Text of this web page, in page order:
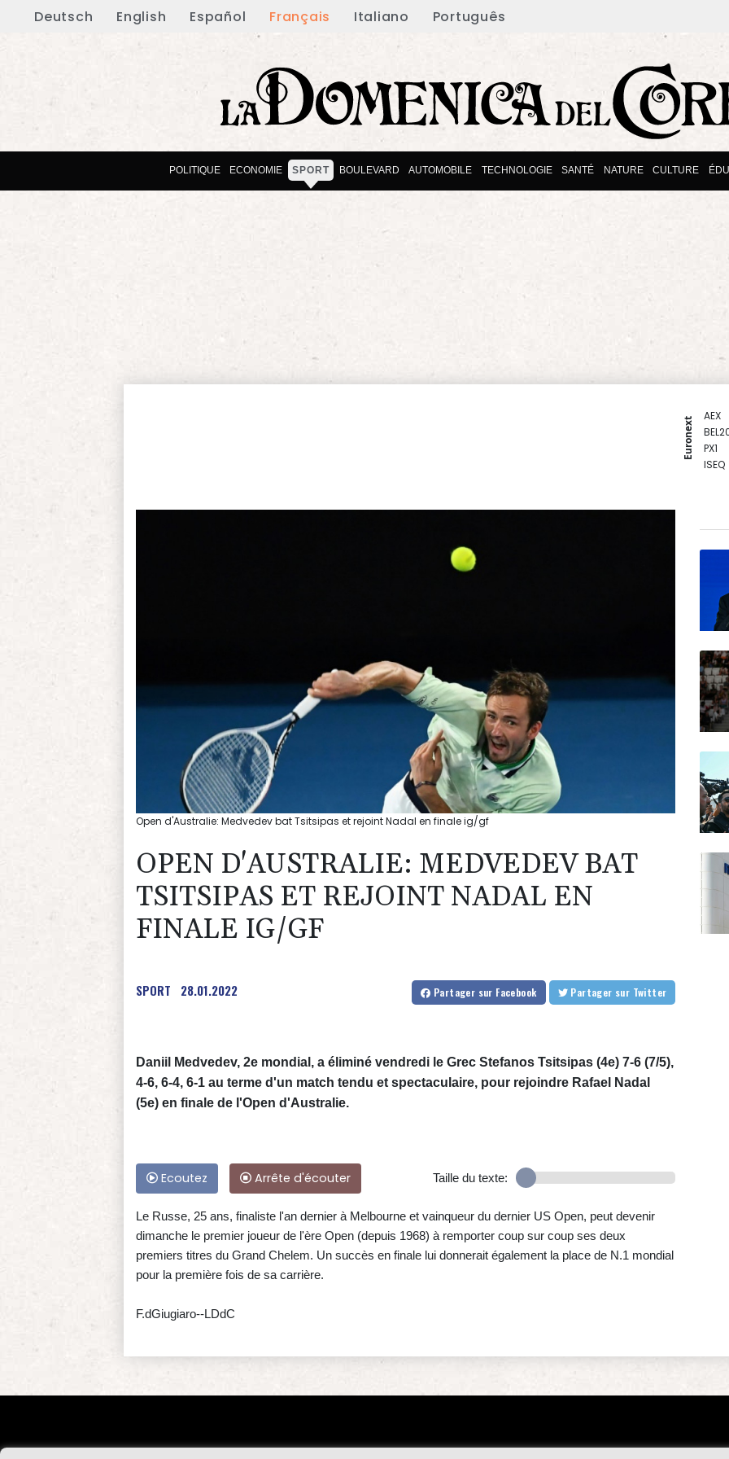
Deutsch English Español Français Italiano Português
POLITIQUE ECONOMIE SPORT BOULEVARD AUTOMOBILE TECHNOLOGIE SANTÉ NATURE CULTURE
Euronext
AEX
PX1
ISEQ
Open d'Australie: Medvedev bat Tsitsipas et rejoint Nadal en finale ig/gf
OPEN D'AUSTRALIE: MEDVEDEV BAT
TSITSIPAS ET REJOINT NADAL EN
FINALE IG/GF
SPORT 28.01.2022 Partager sur Facebook Partager sur Twitter
Daniil Medvedev, 2e mondial, a éliminé vendredi le Grec Stefanos Tsitsipas (4e) 7-6 (7/5),
4-6, 6-4, 6-1 au terme d'un match tendu et spectaculaire, pour rejoindre Rafael Nadal
(5e) en finale de l'Open d'Australie.
Ecoutez Arrête d'écouter Taille du texte:
Le Russe, 25 ans, finaliste l'an dernier à Melbourne et vainqueur du dernier US Open, peut devenir
dimanche le premier joueur de l'ère Open (depuis 1968) à remporter coup sur coup ses deux
premiers titres du Grand Chelem. Un succès en finale lui donnerait également la place de N.1 mondial
pour la première fois de sa carrière.
F.dGiugiaro--LDdC